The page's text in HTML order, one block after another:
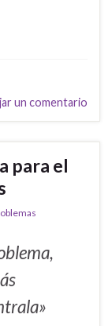
un comentario
para el